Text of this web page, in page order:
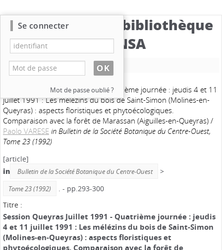
Catalogue de la bibliothèque
du CBNSA
Nouvelle recherche
Session Queyras Juillet 1991 - Quatrième journée : jeudis 4 et 11
juillet 1991 : Les mélézins du bois de Saint-Simon (Molines-en-
Queyras) : aspects floristiques et phytoécologiques.
Comparaison avec la forêt de Marassan (Aiguilles-en-Queyras)/
Paolo VARESEin Bulletin de la Société Botanique du Centre-Ouest,
Tome 23 (1992)
[article]
in
Bulletin de la Société Botanique du Centre-Ouest >
Tome 23 (1992)
. - pp.293-300
Titre :
Session Queyras Juillet 1991 - Quatrième journée : jeudis
4 et 11 juillet 1991 : Les mélézins du bois de Saint-Simon
(Molines-en-Queyras) : aspects floristiques et
phytoécologiques. Comparaison avec la forêt de
Se connecter
Mot de passe oublié ?